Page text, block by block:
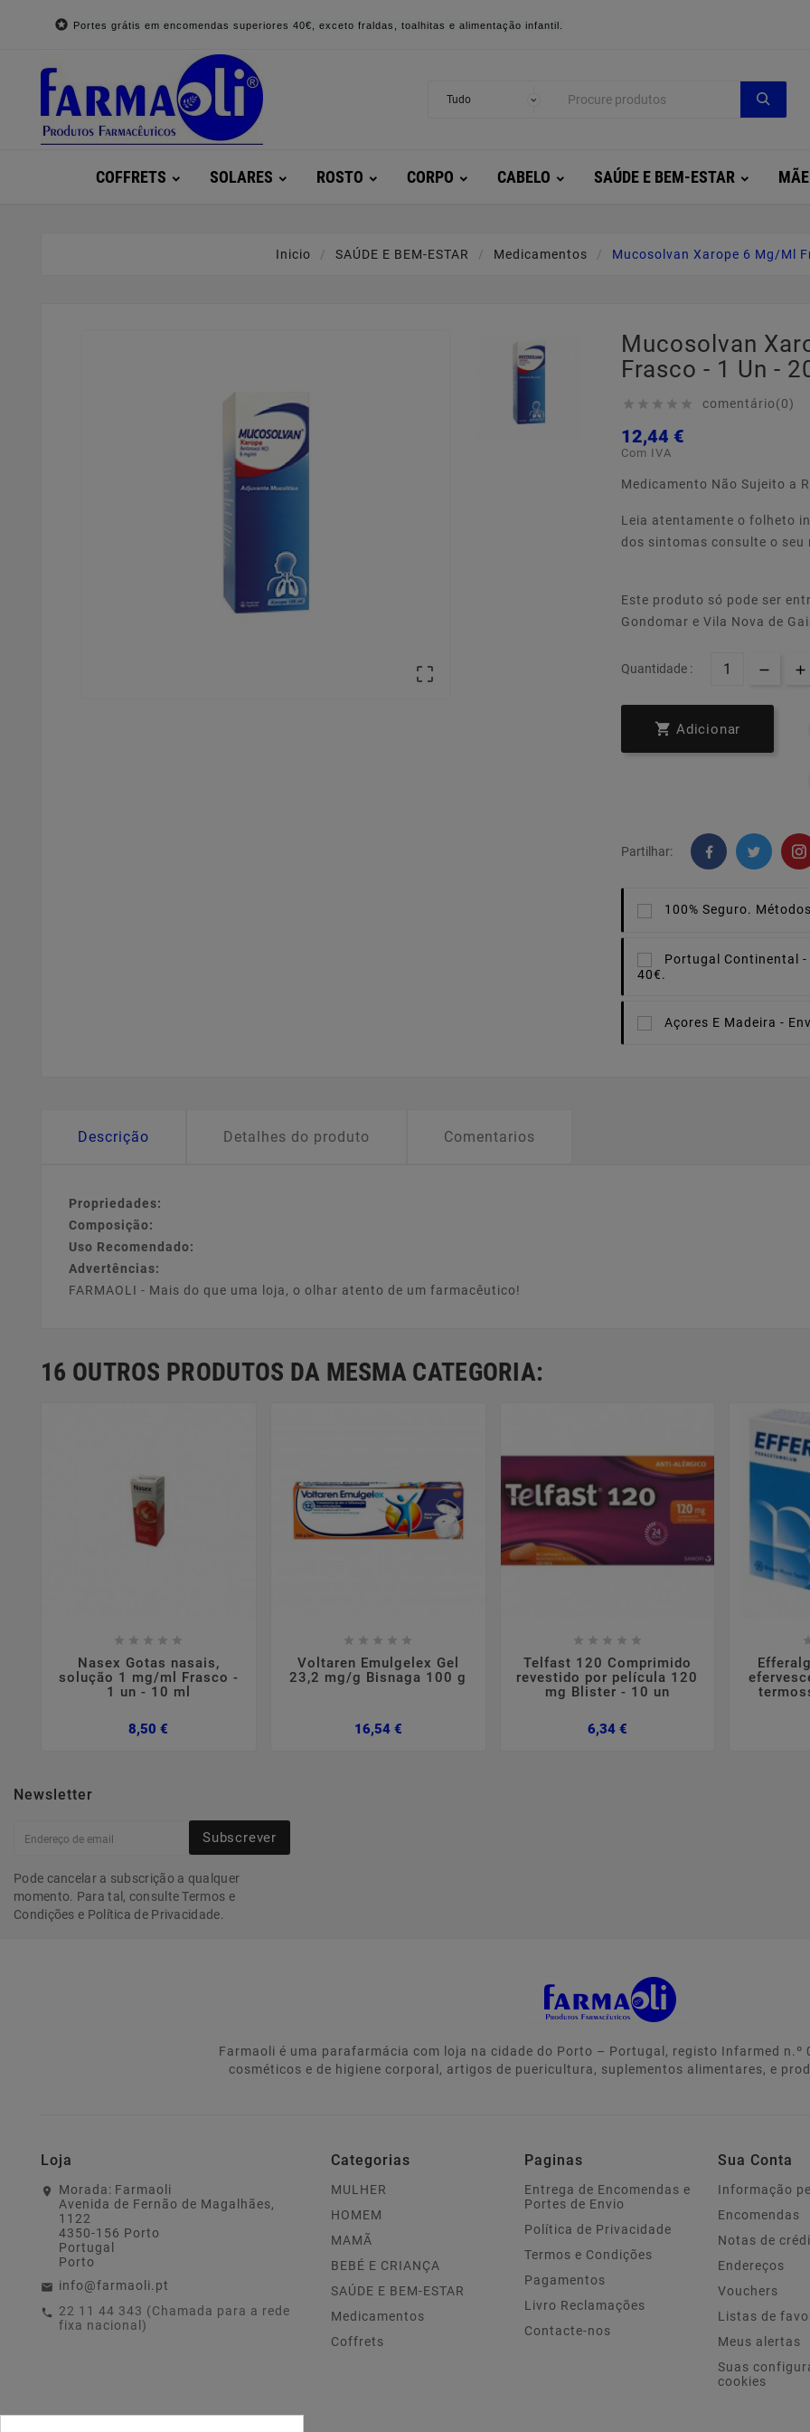
 Portes grátis em encomendas superiores 40€, exceto fraldas, toalhitas e alimentação infantil.
COFFRETS SOLARES ROSTO CORPO CABELO SAÚDE E BEM-ESTAR
Inicio SAÚDE E BEM-ESTAR Medicamentos Mucosolvan Xarope 6 Mg/ml

Mucosolvan
Frasco - 1 Un -
     comentário(0)
12,44 €
Com IVA
Medicamento Não Sujeito a
Leia atentamente o folheto
dos sintomas consulte o
Este produto só pode ser
Gondomar e Vila Nova de
Quantidade :
 Adicionar
Partilhar:
100% Seguro.
Portugal Continental -
40€.
Açores E Madeira -
Descrição Detalhes do produto Comentarios
Propriedades:
Composição:
Uso Recomendado:
Advertências:
FARMAOLI - Mais do que uma loja, o olhar atento de um farmacêutico!
16 OUTROS PRODUTOS DA MESMA CATEGORIA:
    
Nasex Gotas nasais,
solução 1 mg/ml Frasco -
1 un - 10 ml
8,50 €
    
Voltaren Emulgelex Gel
23,2 mg/g Bisnaga 100 g
16,54 €Preço
    
Telfast 120 Comprimido
revestido por película 120
mg Blister - 10 un
6,34 €Preço
Newsletter
Subscrever
Pode cancelar a subscrição a qualquer
momento. Para tal, consulte Termos e
Condições e Política de Privacidade.
Farmaoli é uma parafarmácia com loja na cidade do Porto – Portugal, registo Infarmed n.º
cosméticos e de higiene corporal, artigos de puericultura, suplementos alimentares, e
Loja
Morada: Farmaoli
Avenida de Fernão de Magalhães,
1122
4350-156 Porto
Portugal
Porto
info@farmaoli.pt
22 11 44 343 (Chamada para a rede
fixa nacional)
Categorias
MULHER
HOMEM
MAMÃ
BEBÉ E CRIANÇA
SAÚDE E BEM-ESTAR
Medicamentos
Coffrets
Paginas
Entrega de Encomendas e
Portes de Envio
Política de Privacidade
Termos e Condições
Pagamentos
Livro Reclamações
Contacte-nos
Sua Conta
Informação
Encomendas
Notas de
Endereços
Vouchers
Listas de
Meus alertas
Suas
cookies